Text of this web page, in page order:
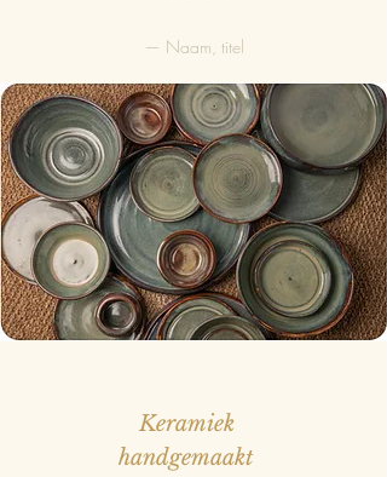
— Naam, titel
Keramiek
handgemaakt